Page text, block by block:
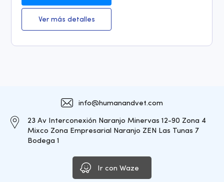
Ver más detalles
info@humanandvet.com
23 Av Interconexión Naranjo Minervas 12-90 Zona 4
Mixco Zona Empresarial Naranjo ZEN Las Tunas 7
Bodega 1
Ir con Waze